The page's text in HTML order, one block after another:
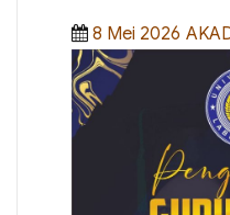
Posted
on
8 Mei 2026